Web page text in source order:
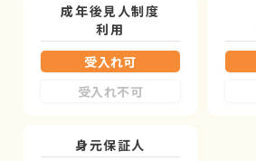
成年後見人制度
利用
受入れ可
受入れ不可
身元保証人